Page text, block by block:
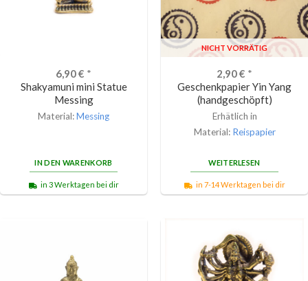
6,90€ *
Shakyamuni mini Statue
Messing
Material:Messing
IN DEN WARENKORB
in 3 Werktagen bei dir
NICHT VORRÄTIG
2,90€ *
Geschenkpapier Yin Yang
(handgeschöpft)
Erhätlich in
Material: Reispapier
WEITERLESEN
in 7-14 Werktagen bei dir